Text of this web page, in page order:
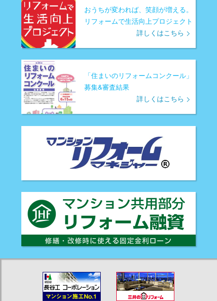
おうちが変われば、笑顔が増える。
リフォームで生活向上プロジェクト
詳しくはこちら
「住まいのリフォームコンクール」
募集&審査結果
詳しくはこちら